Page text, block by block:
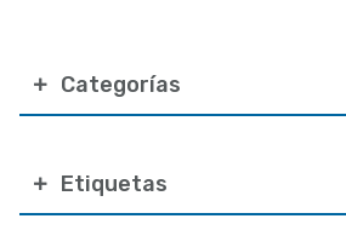
Categorías
Etiquetas